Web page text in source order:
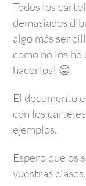
Todos los
demasiados
algo más
como no los
hacerlos! 😜
El documento
con los
ejemplos.
Espero que os
vuestras clases.